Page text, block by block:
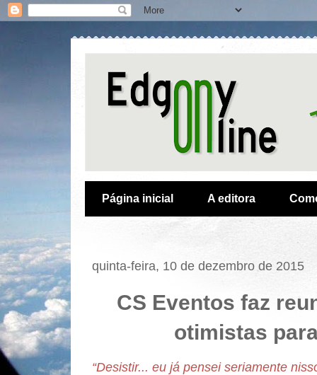
Página inicial A editora
quinta-feira, 10 de dezembro de 2015
CS Eventos faz
otimistas
“Desistir... eu já pensei seriamente